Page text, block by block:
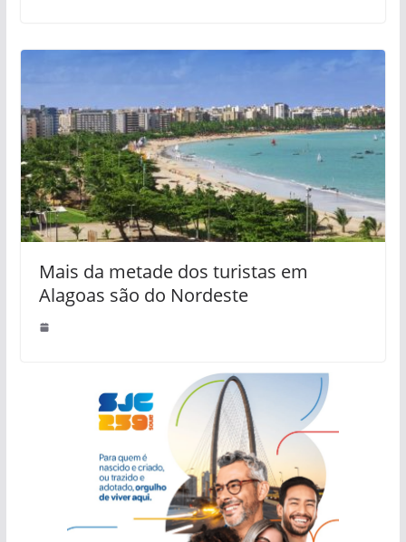
Mais da metade dos turistas em
Alagoas são do Nordeste